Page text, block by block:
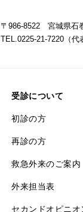
〒986-8522 宮城県石
TEL.0225-21-7220（代
受診について
初診の方
再診の方
救急外来のご案内
外来担当表
セカンドオピニオ